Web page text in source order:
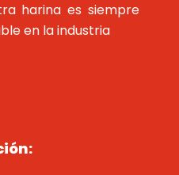
harina es siempre
en la industria